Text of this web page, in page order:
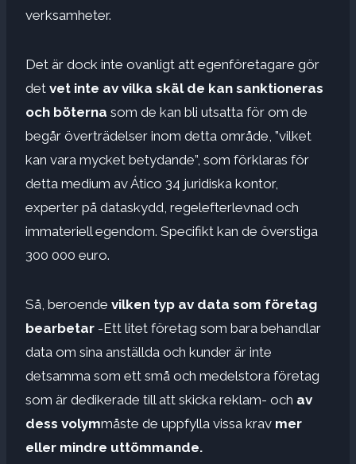
verksamheter.
Det är dock inte ovanligt att egenföretagare gör
det vet inte av vilka skäl de kan sanktioneras
och böterna som de kan bli utsatta för om de
begår överträdelser inom detta område, ”vilket
kan vara mycket betydande”, som förklaras för
detta medium av Ático 34 juridiska kontor,
experter på dataskydd, regelefterlevnad och
immateriell egendom. Specifikt kan de överstiga
300 000 euro.
Så, beroende vilken typ av data som företag
bearbetar -Ett litet företag som bara behandlar
data om sina anställda och kunder är inte
detsamma som ett små och medelstora företag
som är dedikerade till att skicka reklam- och av
dess volymmåste de uppfylla vissa krav mer
eller mindre uttömmande.